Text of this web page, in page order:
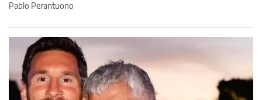
Pablo Perantuono